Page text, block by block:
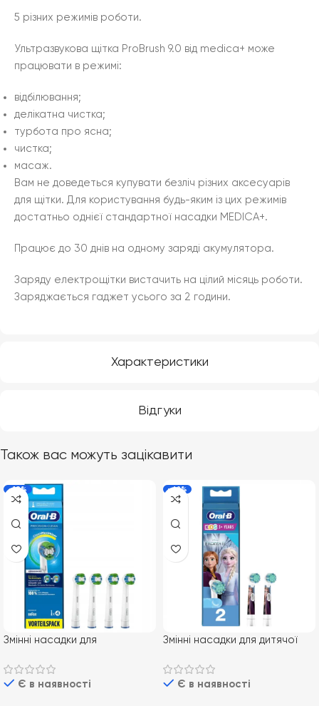
Характеристики
Відгуки
5 різних режимів роботи.
Ультразвукова щітка ProBrush 9.0 від medica+ може
працювати в режимі:
відбілювання;
делікатна чистка;
турбота про ясна;
чистка;
масаж.
Вам не доведеться купувати безліч різних аксесуарів
для щітки. Для користування будь-яким із цих режимів
достатньо однієї стандартної насадки MEDICA+.
Працює до 30 днів на одному заряді акумулятора.
Заряду електрощітки вистачить на цілий місяць роботи.
Заряджається гаджет усього за 2 години.
Також вас можуть зацікавити
-18%
Змінні насадки для
Oral-B EB20 Precision Clean
4 штЄ в наявності
-42%
Змінні насадки для дитячої
Power Frozen 2 шт
Є в наявності